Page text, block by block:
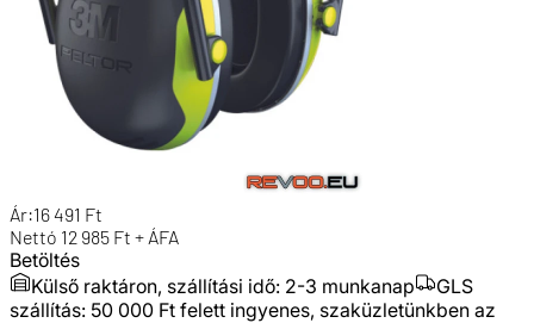
Ár:16 491 Ft
Nettó 12 985 Ft + ÁFA
Betöltés
Külső raktáron, szállítási idő: 2-3 munkanap
GLS
szállítás: 50 000 Ft felett ingyenes, szaküzletünkben az